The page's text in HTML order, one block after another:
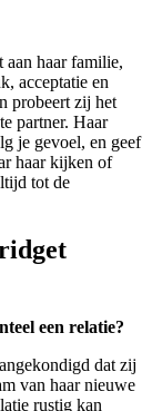
aan haar familie,
acceptatie en
probeert zij het
partner. Haar
je gevoel, en geef
haar kijken of
tot de
een relatie?
dat zij
van haar nieuwe
rustig kan